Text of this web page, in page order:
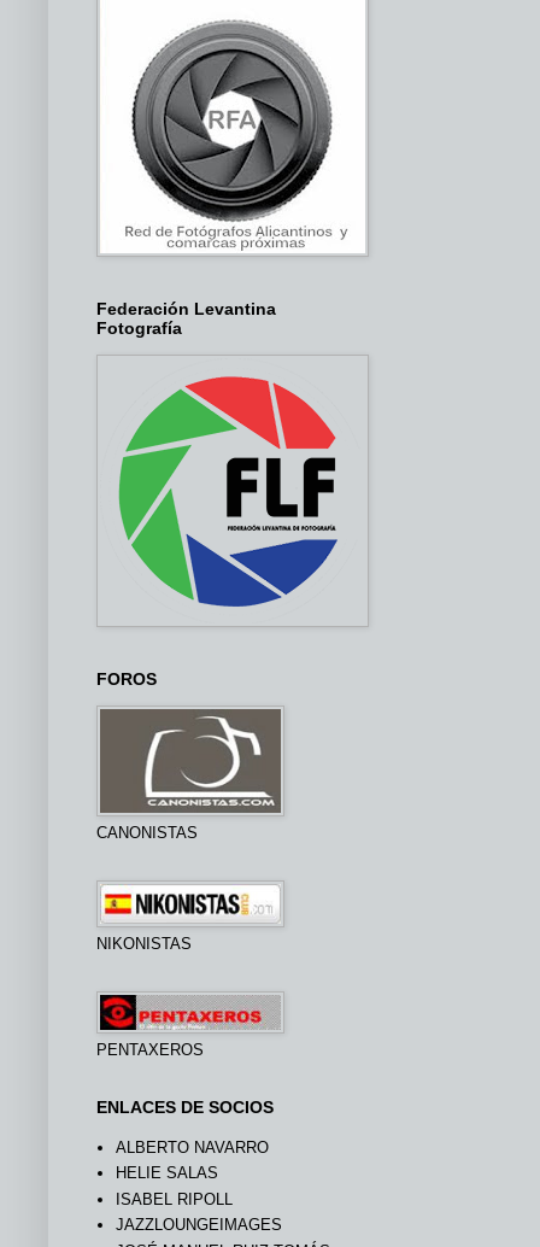
Federación Levantina
Fotografía
FOROS
CANONISTAS
NIKONISTAS
PENTAXEROS
ENLACES DE SOCIOS
ALBERTO NAVARRO
HELIE SALAS
ISABEL RIPOLL
JAZZLOUNGEIMAGES